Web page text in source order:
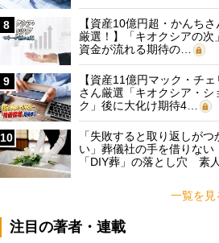
8
【資産10億円超・かんちさ
厳選！】「キオクシアの次
資金が流れる期待の…
9
【資産11億円マック・チェ
さん厳選「キオクシア・シ
ク」後に大化け期待4…
10
「失敗すると取り返しがつ
い」葬儀社の手を借りない
「DIY葬」の落とし穴 素人
一覧を見
注目の著者・連載